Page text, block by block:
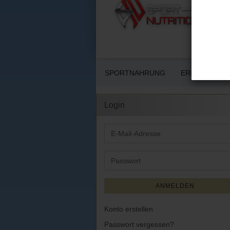
SPORTNAHRUNG ERNÄHRUNG
Login
E-
Passwort
ANMELDEN
Konto erstellen
Passwort vergessen?